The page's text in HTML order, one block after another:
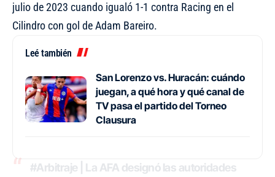
julio de 2023 cuando igualó 1-1 contra Racing en el
Cilindro con gol de Adam Bareiro.
Leé también
San Lorenzo vs. Huracán: cuándo
juegan, a qué hora y qué canal de
TV pasa el partido del Torneo
Clausura
#Arbitraje | La AFA designó las autoridades